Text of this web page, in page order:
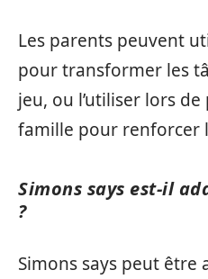
Les parents peuvent
pour transformer les
jeu, ou l’utiliser lors
famille pour renforcer
Simons says est-il
?
Simons says peut